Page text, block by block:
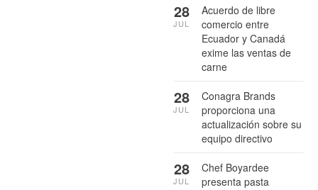
Acuerdo de libre
comercio entre
Ecuador y Canadá
exime las ventas de
carne
28
JUL
Conagra Brands
proporciona una
actualización sobre su
equipo directivo
28
JUL
Chef Boyardee
presenta pasta
28
JUL